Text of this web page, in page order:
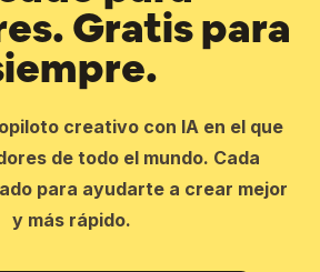
Gratis para
creativo con IA en el que
de todo el mundo. Cada
para ayudarte a crear mejor
y más rápido.